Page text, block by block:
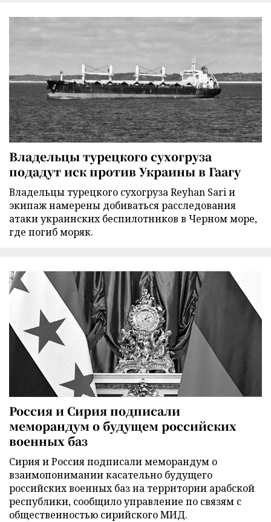
Владельцы турецкого сухогруза
подадут иск против Украины в Гаагу
Владельцы турецкого сухогруза Reyhan Sari и
экипаж намерены добиваться расследования
атаки украинских беспилотников в Черном море,
где погиб моряк.
Россия и Сирия подписали
меморандум о будущем российских
военных баз
Сирия и Россия подписали меморандум о
взаимопонимании касательно будущего
российских военных баз на территории арабской
республики, сообщило управление по связям с
общественностью сирийского МИД.